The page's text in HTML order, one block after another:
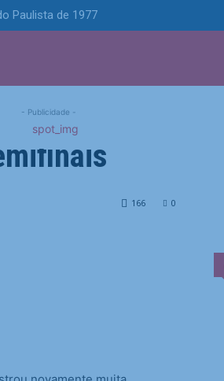
Paulista de 1977
- Publicidade -
do
0
166